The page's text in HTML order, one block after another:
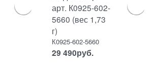
арт. К0925-602-
5660 (вес 1,73
г)
К0925-602-5660
29 490руб.